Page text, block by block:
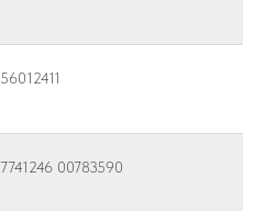
56012411
7741246 00783590